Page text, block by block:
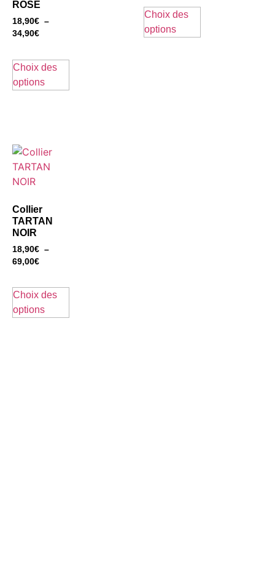
ROSE
18,90€ –
34,90€
Choix des
options
Choix des
options
Collier
TARTAN
NOIR
18,90€ –
69,00€
Choix des
options